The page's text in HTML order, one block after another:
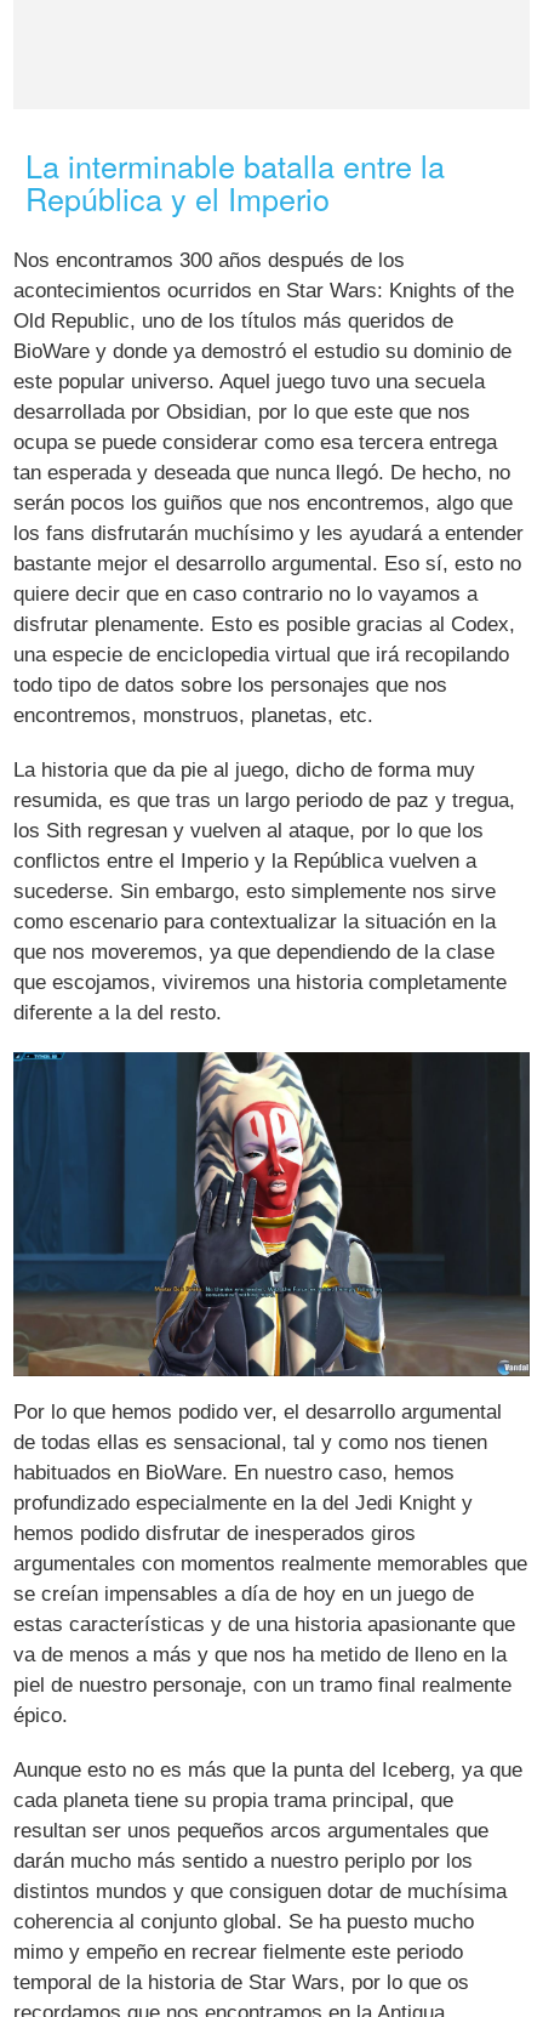
La interminable batalla entre la
República y el Imperio
Nos encontramos 300 años después de los
acontecimientos ocurridos en Star Wars: Knights of the
Old Republic, uno de los títulos más queridos de
BioWare y donde ya demostró el estudio su dominio de
este popular universo. Aquel juego tuvo una secuela
desarrollada por Obsidian, por lo que este que nos
ocupa se puede considerar como esa tercera entrega
tan esperada y deseada que nunca llegó. De hecho, no
serán pocos los guiños que nos encontremos, algo que
los fans disfrutarán muchísimo y les ayudará a entender
bastante mejor el desarrollo argumental. Eso sí, esto no
quiere decir que en caso contrario no lo vayamos a
disfrutar plenamente. Esto es posible gracias al Codex,
una especie de enciclopedia virtual que irá recopilando
todo tipo de datos sobre los personajes que nos
encontremos, monstruos, planetas, etc.
La historia que da pie al juego, dicho de forma muy
resumida, es que tras un largo periodo de paz y tregua,
los Sith regresan y vuelven al ataque, por lo que los
conflictos entre el Imperio y la República vuelven a
sucederse. Sin embargo, esto simplemente nos sirve
como escenario para contextualizar la situación en la
que nos moveremos, ya que dependiendo de la clase
que escojamos, viviremos una historia completamente
diferente a la del resto.
Por lo que hemos podido ver, el desarrollo argumental
de todas ellas es sensacional, tal y como nos tienen
habituados en BioWare. En nuestro caso, hemos
profundizado especialmente en la del Jedi Knight y
hemos podido disfrutar de inesperados giros
argumentales con momentos realmente memorables que
se creían impensables a día de hoy en un juego de
estas características y de una historia apasionante que
va de menos a más y que nos ha metido de lleno en la
piel de nuestro personaje, con un tramo final realmente
épico.
Aunque esto no es más que la punta del Iceberg, ya que
cada planeta tiene su propia trama principal, que
resultan ser unos pequeños arcos argumentales que
darán mucho más sentido a nuestro periplo por los
distintos mundos y que consiguen dotar de muchísima
coherencia al conjunto global. Se ha puesto mucho
mimo y empeño en recrear fielmente este periodo
temporal de la historia de Star Wars, por lo que os